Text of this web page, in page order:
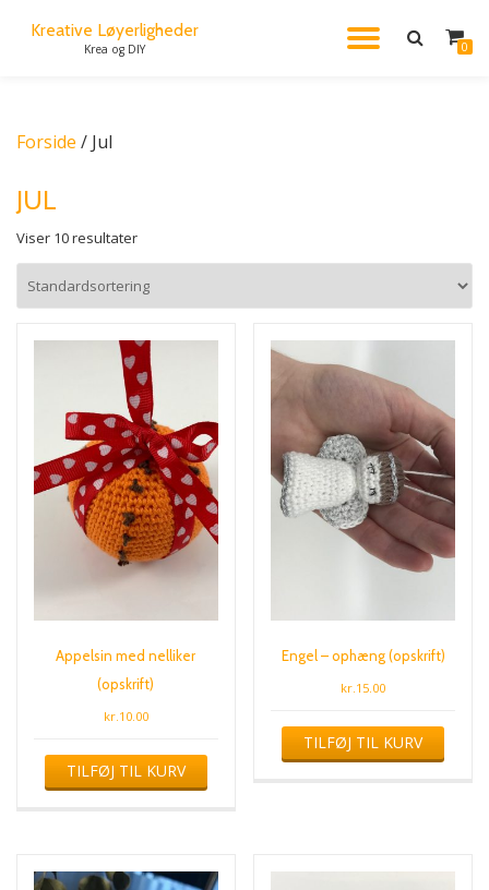
Kreative Løyerligheder
Krea og DIY
FLIP
0
Forside / Jul
JUL
Viser 10 resultater
Appelsin med nelliker
(opskrift)
kr. 10.00
TILFØJ TIL KURV
Engel – ophæng (opskrift)
kr. 15.00
TILFØJ TIL KURV